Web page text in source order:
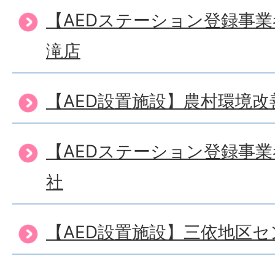
【AEDステーション登録事
滝店
【AED設置施設】農村環境
【AEDステーション登録事
社
【AED設置施設】三依地区